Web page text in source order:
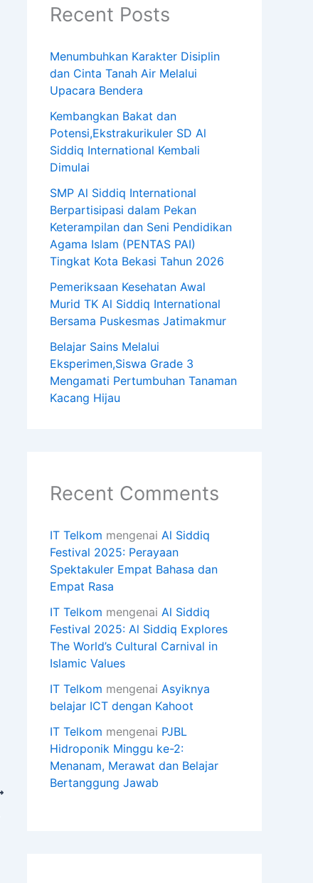
Recent Posts
Menumbuhkan Karakter Disiplin
dan Cinta Tanah Air Melalui
Upacara Bendera
Kembangkan Bakat dan
Potensi,Ekstrakurikuler SD Al
Siddiq International Kembali
Dimulai
SMP Al Siddiq International
Berpartisipasi dalam Pekan
Keterampilan dan Seni Pendidikan
Agama Islam (PENTAS PAI)
Tingkat Kota Bekasi Tahun 2026
Pemeriksaan Kesehatan Awal
Murid TK Al Siddiq International
Bersama Puskesmas Jatimakmur
Belajar Sains Melalui
Eksperimen,Siswa Grade 3
Mengamati Pertumbuhan Tanaman
Kacang Hijau
Recent Comments
IT Telkom mengenai Al Siddiq
Festival 2025: Perayaan
Spektakuler Empat Bahasa dan
Empat Rasa
IT Telkom mengenai Al Siddiq
Festival 2025: Al Siddiq Explores
The World’s Cultural Carnival in
Islamic Values
IT Telkom mengenai Asyiknya
belajar ICT dengan Kahoot
IT Telkom mengenai PJBL
Hidroponik Minggu ke-2:
Menanam, Merawat dan Belajar
Bertanggung Jawab